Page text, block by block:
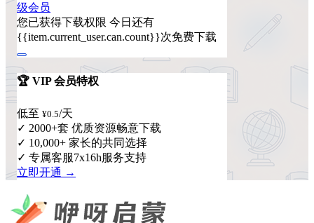
级会员
您已获得下载权限 今日还有
{{item.current_user.can.count}}次免费下载
🏆 VIP 会员特权
低至 ¥0.5/天
✓ 2000+套 优质资源畅意下载
✓ 10,000+ 家长的共同选择
✓ 专属客服7x16h服务支持
立即开通 →